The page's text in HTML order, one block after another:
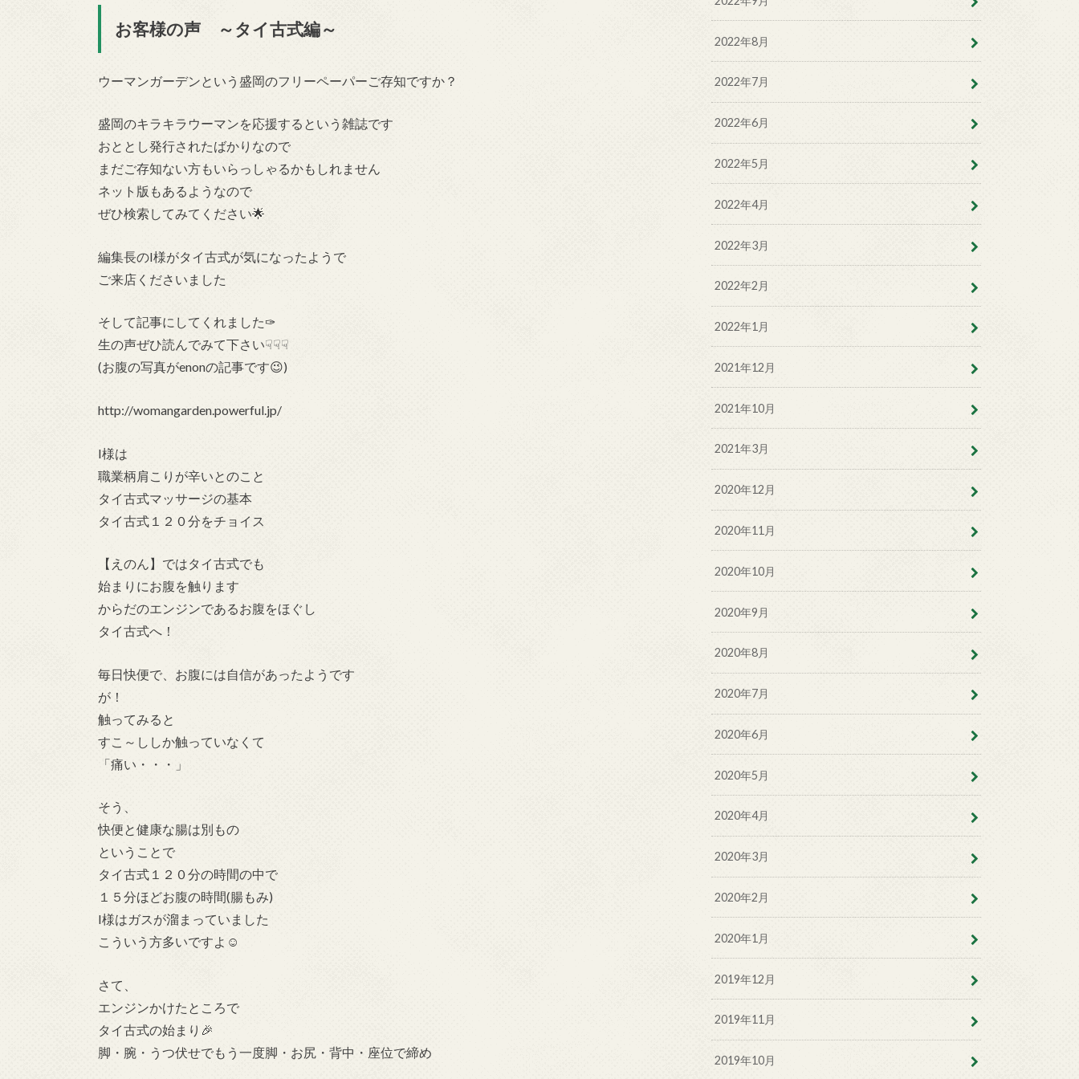
お客様の声 ～タイ古式編～
ウーマンガーデンという盛岡のフリーペーパーご存知ですか？
盛岡のキラキラウーマンを応援するという雑誌です
おととし発行されたばかりなので
まだご存知ない方もいらっしゃるかもしれません
ネット版もあるようなので
ぜひ検索してみてください🌟
編集長のI様がタイ古式が気になったようで
ご来店くださいました
そして記事にしてくれました✑
生の声ぜひ読んでみて下さい☟☟☟
(お腹の写真がenonの記事です😉)
http://womangarden.powerful.jp/
I様は
職業柄肩こりが辛いとのこと
タイ古式マッサージの基本
タイ古式１２０分をチョイス
【えのん】ではタイ古式でも
始まりにお腹を触ります
からだのエンジンであるお腹をほぐし
タイ古式へ！
毎日快便で、お腹には自信があったようです
が！
触ってみると
すこ～ししか触っていなくて
「痛い・・・」
そう、
快便と健康な腸は別もの
ということで
タイ古式１２０分の時間の中で
１５分ほどお腹の時間(腸もみ)
I様はガスが溜まっていました
こういう方多いですよ☺
さて、
エンジンかけたところで
タイ古式の始まり🎉
脚・腕・うつ伏せでもう一度脚・お尻・背中・座位で締め
2022年8月
2022年7月
2022年6月
2022年5月
2022年4月
2022年3月
2022年2月
2022年1月
2021年12月
2021年10月
2021年3月
2020年12月
2020年11月
2020年10月
2020年9月
2020年8月
2020年7月
2020年6月
2020年5月
2020年4月
2020年3月
2020年2月
2020年1月
2019年12月
2019年11月
2019年10月